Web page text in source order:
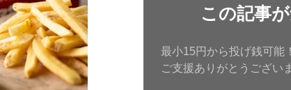
この記事
最小15円から投げ銭可能
ご支援ありがとうござい